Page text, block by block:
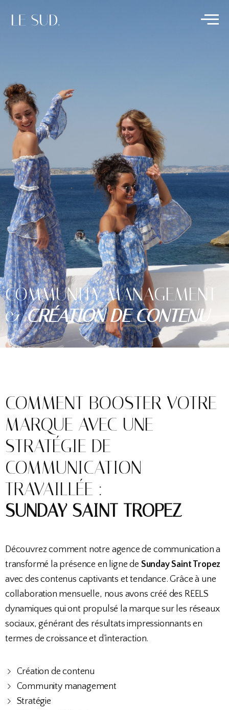
COMMUNITY MANAGEMENT
&CRÉATION DE CONTENU
COMMENT BOOSTER VOTRE
MARQUE AVEC UNE
STRATÉGIE DE
COMMUNICATION
TRAVAILLÉE :
SUNDAY SAINT TROPEZ
Découvrez comment notre agence de communication a
transformé la présence en ligne de Sunday Saint Tropez
avec des contenus captivants et tendance. Grâce à une
collaboration mensuelle, nous avons créé des REELS
dynamiques qui ont propulsé la marque sur les réseaux
sociaux, générant des résultats impressionnants en
termes de croissance et d’interaction.
Création de contenu
Community management
Stratégie